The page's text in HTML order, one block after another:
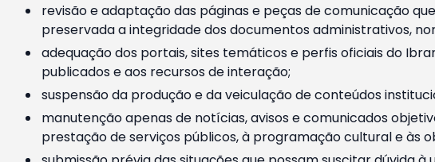
revisão e adaptação das páginas e peças de comunicação
preservada a integridade dos documentos administrativos,
adequação dos portais, sites temáticos e perfis oficiais do
publicados e aos recursos de interação;
suspensão da produção e da veiculação de conteúdos
manutenção apenas de notícias, avisos e comunicados
prestação de serviços públicos, à programação cultural e às